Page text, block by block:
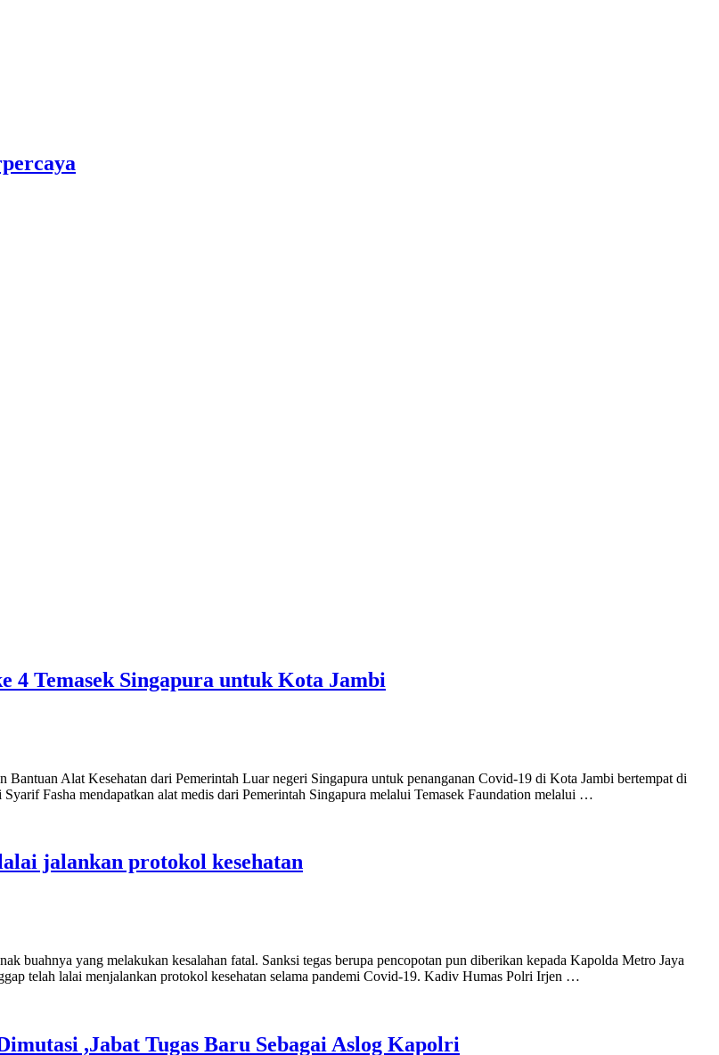
Temasek Singapura untuk Kota Jambi
Alat Kesehatan dari Pemerintah Luar negeri Singapura untuk penanganan Covid-19 di Kota Jambi bertempat di
Fasha mendapatkan alat medis dari Pemerintah Singapura melalui Temasek Faundation melalui …
jalankan protokol kesehatan
buahnya yang melakukan kesalahan fatal. Sanksi tegas berupa pencopotan pun diberikan kepada Kapolda Metro Jaya
telah lalai menjalankan protokol kesehatan selama pandemi Covid-19. Kadiv Humas Polri Irjen …
,Jabat Tugas Baru Sebagai Aslog Kapolri